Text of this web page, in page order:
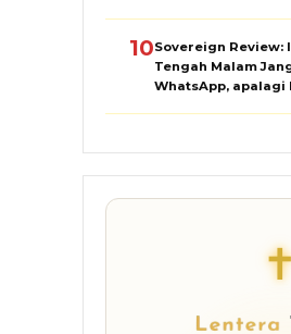
10Sovereign Review:
Tengah Malam
WhatsApp,